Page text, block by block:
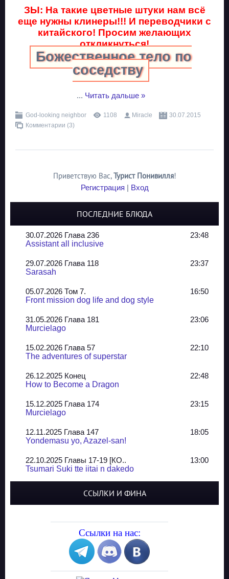
ЗЫ: На такие цветные штуки нам всё
еще нужны клинеры!!! И переводчики с
китайского! Просим желающих
откликнуться!
Божественное тело по
соседству
... Читать дальше »
God-looking neighbor 1108 Miracle
30.07.2015
Комментарии (3)
Приветствую Вас,Турист Понивилля!
Регистрация | Вход
ПОСЛЕДНИЕ БЛЮДА
30.07.2026 Глава 236
23:48
Assistant all inclusive
29.07.2026 Глава 118
23:37
Sarasah
05.07.2026 Том 7.
16:50
Front mission dog life and dog style
31.05.2026 Глава 181
23:06
Murcielago
15.02.2026 Глава 57
22:10
The adventures of superstar
26.12.2025 Конец
22:48
How to Become a Dragon
15.12.2025 Глава 174
23:15
Murcielago
12.11.2025 Глава 147
18:05
Yondemasu yo, Azazel-san!
22.10.2025 Главы 17-19 [КО..
13:00
Tsumari Suki tte iitai n dakedo
Yozakura Shijuusou
08.08.2025 Глава 50
A Compendium of Ghosts
29.07.2025 Shirokuro
ССЫЛКИ И ФИНА
Ссылки на нас: